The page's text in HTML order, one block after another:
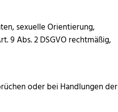
sexuelle Orientierung,
9 Abs. 2 DSGVO rechtmäßig,
oder bei Handlungen der